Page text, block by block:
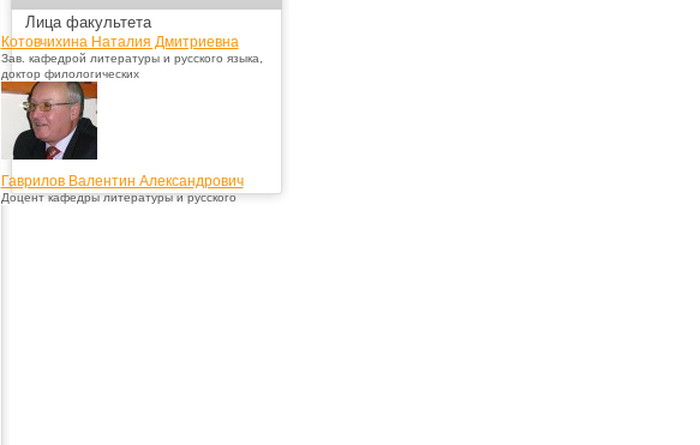
Лица факультета
Котовчихина Наталия Дмитриевна
Зав. кафедрой литературы и русского языка,
доктор филологических
Гаврилов Валентин Александрович
Доцент кафедры литературы и русского